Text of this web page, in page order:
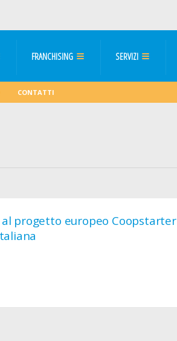
FRANCHISING SERVIZI
CONTATTI
progetto europeo Coopstarter